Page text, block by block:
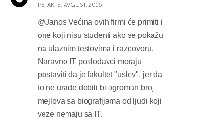
PETAK, 5. AVGUST, 2016.
@Janos Većina ovih firmi će primiti i
one koji nisu studenti ako se pokažu
na ulaznim testovima i razgovoru.
Naravno IT poslodavci moraju
postaviti da je fakultet "uslov", jer da
to ne urade dobili bi ogroman broj
mejlova sa biografijama od ljudi koji
veze nemaju sa IT.